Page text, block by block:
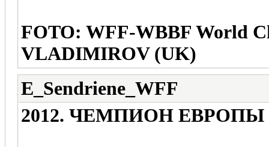
FOTO: WFF-WBBF World
VLADIMIROV (UK)
E_Sendriene_WFF
2012. ЧЕМПИОН